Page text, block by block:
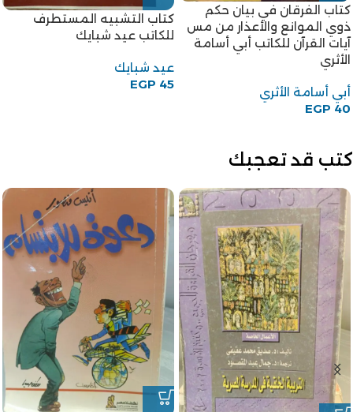
كتاب الفرقان في بيان حكم
ذوي الموانع والأعذار من مس
آيات القرآن للكاتب أبي أسامة
الأثري
أبي أسامة الأثري
EGP 40
كتاب التشبيه المستطرف
للكاتب عيد شبايك
عيد شبايك
EGP 45
كتب قد تعجبك